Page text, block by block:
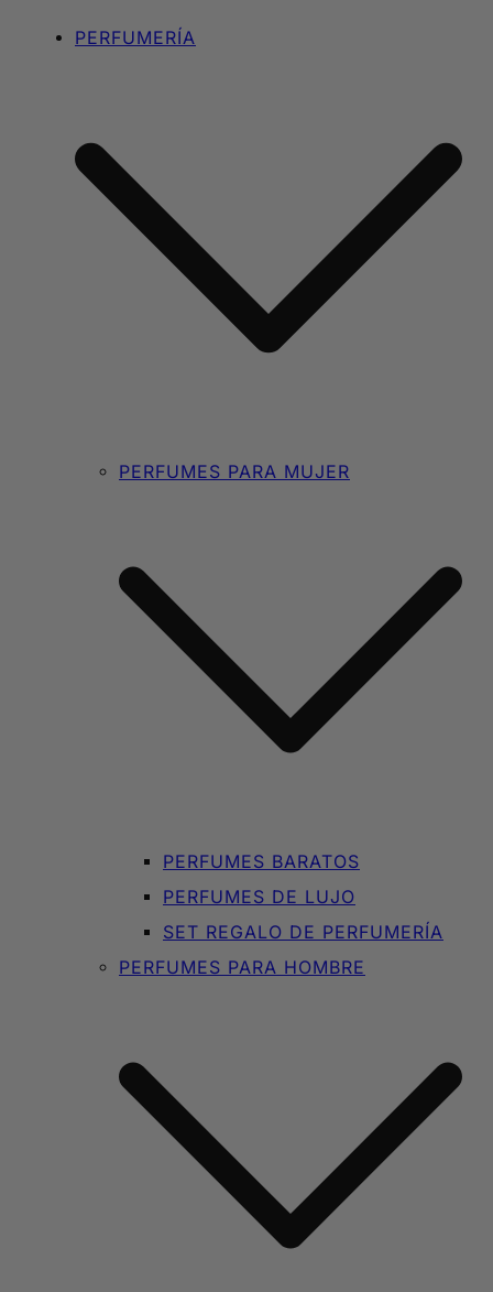
PERFUMERÍA
PERFUMES PARA MUJER
PERFUMES BARATOS
PERFUMES DE LUJO
SET REGALO DE PERFUMERÍA
PERFUMES PARA HOMBRE